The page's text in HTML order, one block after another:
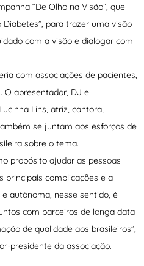
“De Olho na Visão”, que
para trazer uma visão
com a visão e dialogar com
com associações de pacientes,
O apresentador, DJ e
Lins, atriz, cantora,
se juntam aos esforços de
sobre o tema.
propósito ajudar as pessoas
principais complicações e a
autônoma, nesse sentido, é
com parceiros de longa data
de qualidade aos brasileiros”,
presidente da associação.